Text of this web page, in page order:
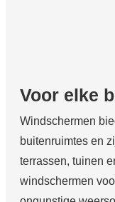
Voor elke
Windschermen
buitenruimtes en
terrassen, tuinen
windschermen